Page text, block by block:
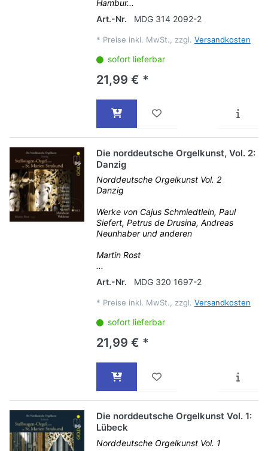
Hambur...
Art.-Nr.
MDG 314 2092-2
* Preise inkl. MwSt., zzgl. Versandkosten
sofort lieferbar
21,99 € *
Die norddeutsche Orgelkunst, Vol. 2:
Danzig
Norddeutsche Orgelkunst Vol. 2
Danzig
Werke von Cajus Schmiedtlein, Paul
Siefert, Petrus de Drusina, Andreas
Neunhaber und anderen
Martin Rost
...
Art.-Nr.
MDG 320 1697-2
* Preise inkl. MwSt., zzgl. Versandkosten
sofort lieferbar
21,99 € *
Die norddeutsche Orgelkunst Vol. 1:
Lübeck
Norddeutsche Orgelkunst Vol. 1